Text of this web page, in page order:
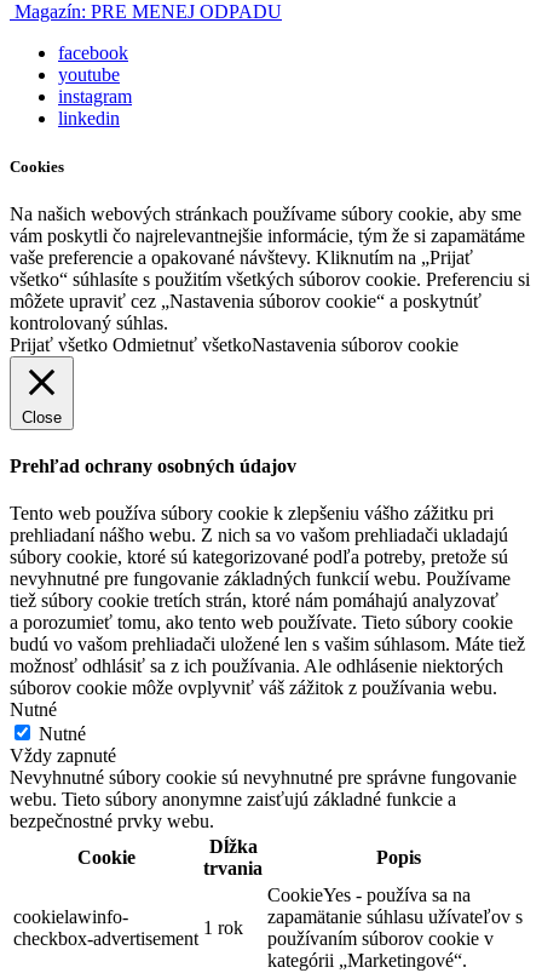
Magazín: PRE MENEJ ODPADU
facebook
youtube
instagram
linkedin
Cookies
Na našich webových stránkach používame súbory cookie, aby sme
vám poskytli čo najrelevantnejšie informácie, tým že si zapamätáme
vaše preferencie a opakované návštevy. Kliknutím na „Prijať
všetko“ súhlasíte s použitím všetkých súborov cookie. Preferenciu si
môžete upraviť cez „Nastavenia súborov cookie“ a poskytnúť
kontrolovaný súhlas.
Prijať všetko Odmietnuť všetkoNastavenia súborov cookie
Close
Prehľad ochrany osobných údajov
Tento web používa súbory cookie k zlepšeniu vášho zážitku pri
prehliadaní nášho webu. Z nich sa vo vašom prehliadači ukladajú
súbory cookie, ktoré sú kategorizované podľa potreby, pretože sú
nevyhnutné pre fungovanie základných funkcií webu. Používame
tiež súbory cookie tretích strán, ktoré nám pomáhajú analyzovať
a porozumieť tomu, ako tento web používate. Tieto súbory cookie
budú vo vašom prehliadači uložené len s vašim súhlasom. Máte tiež
možnosť odhlásiť sa z ich používania. Ale odhlásenie niektorých
súborov cookie môže ovplyvniť váš zážitok z používania webu.
Nutné
Nutné
Vždy zapnuté
Nevyhnutné súbory cookie sú nevyhnutné pre správne fungovanie
webu. Tieto súbory anonymne zaisťujú základné funkcie a
bezpečnostné prvky webu.
Cookie
Dĺžka
trvania
Popis
cookielawinfo-
checkbox-advertisement
1 rok
CookieYes - používa sa na
zapamätanie súhlasu užívateľov s
používaním súborov cookie v
kategórii „Marketingové“.